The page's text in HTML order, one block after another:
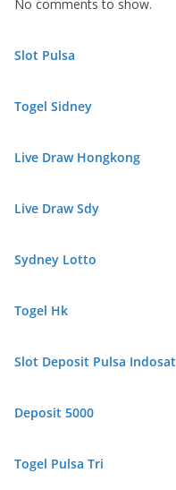
No comments to show.
Slot Pulsa
Togel Sidney
Live Draw Hongkong
Live Draw Sdy
Sydney Lotto
Togel Hk
Slot Deposit Pulsa Indosat
Deposit 5000
Togel Pulsa Tri